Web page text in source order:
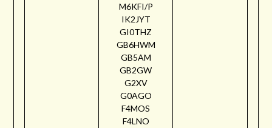
M6KFI/P
IK2JYT
GI0THZ
GB6HWM
GB5AM
GB2GW
G2XV
G0AGO
F4MOS
F4LNO